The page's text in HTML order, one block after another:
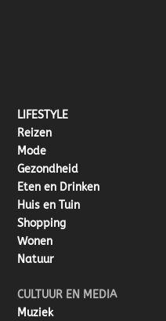
LIFESTYLE
Reizen
Mode
Gezondheid
Eten en Drinken
Huis en Tuin
Shopping
Wonen
Natuur
CULTUUR EN MEDIA
Muziek